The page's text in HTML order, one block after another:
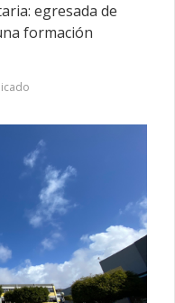
egresada de
formación